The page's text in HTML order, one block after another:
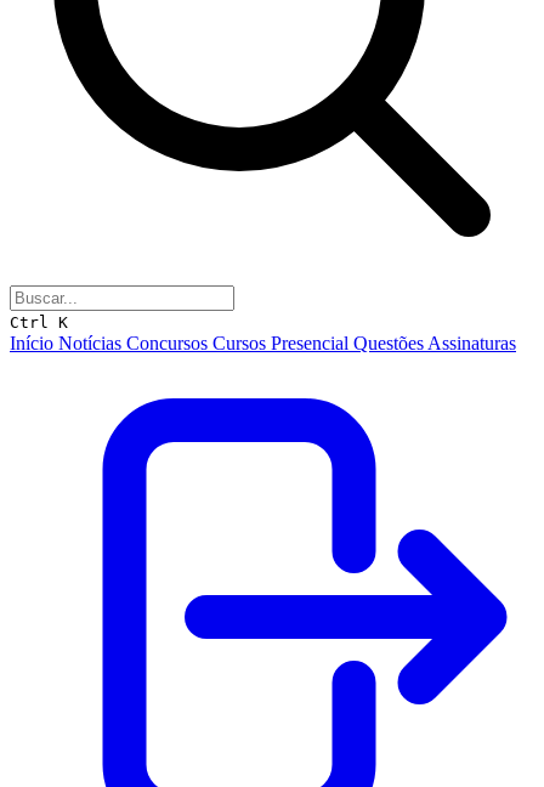
Ctrl K
Início Notícias Concursos Cursos Presencial Questões Assinaturas